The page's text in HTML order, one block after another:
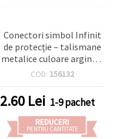
Conectori simbol Infinit
de protecție – talismane
metalice culoare argintie
cu Ochiul Turcesc
mm, gaură 1.5 mm – 2
buc., pentru bijuterii
DIY/handmade
COD: 156132
2.60 Lei 1-9 pachet
REDUCERI
PENTRU CANTITATE